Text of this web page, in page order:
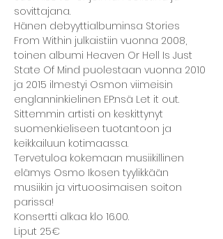
sovittajana.
Hänen debyyttialbuminsa Stories
From Within julkaistiin vuonna 2008,
toinen albumi Heaven Or Hell Is Just
State Of Mind puolestaan vuonna 2010
ja 2015 ilmestyi Osmon viimeisin
englanninkielinen EP:nsä Let it out.
Sittemmin artisti on keskittynyt
suomenkieliseen tuotantoon ja
keikkailuun kotimaassa.
Tervetuloa kokemaan musiikillinen
elämys Osmo Ikosen tyylikkään
musiikin ja virtuoosimaisen soiton
parissa!
Konsertti alkaa klo 16.00.
Liput 25€